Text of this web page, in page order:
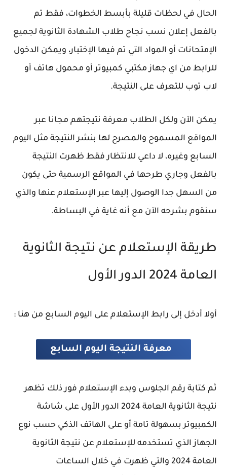
الحال في لحظات قليلة بأبسط الخطوات، فقط تم
بالفعل إعلان نسب نجاح طلاب الشهادة الثانوية لجميع
الإمتحانات أو المواد التي تم فيها الإختبار، ويمكن الدخول
للرابط من اي جهاز مكتبي كمبيوتر أو محمول هاتف أو
لاب توب للتعرف على النتيجة.
يمكن الآن ولكل الطلاب معرفة نتيجتهم مجانا عبر
المواقع المسموح والمصرح لها بنشر النتيجة مثل اليوم
السابع وغيره، لا داعي للانتظار فقط ظهرت النتيجة
بالفعل وجاري طرحها في المواقع الرسمية حتى يكون
من السهل جدا الوصول إليها عبر الإستعلام عنها والذي
سنقوم بشرحه الآن مع أنه غاية في البساطة.
طريقة الإستعلام عن نتيجة الثانوية
العامة 2024 الدور الأول
أولا أدخل إلى رابط الإستعلام على اليوم السابع من هنا :
معرفة النتيجة اليوم السابع
ثم كتابة رقم الجلوس وبدء الإستعلام فور ذلك تظهر
نتيجة الثانوية العامة 2024 الدور الأول على شاشة
الكمبيوتر بسهولة تامة أو على الهاتف الذكي حسب نوع
الجهاز الذي تستخدمه للإستعلام عن نتيجة الثانوية
العامة 2024 والتي ظهرت في خلال الساعات